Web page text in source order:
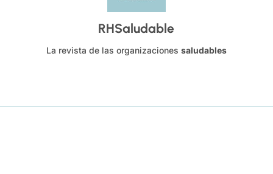
RHSaludable
La revista de las organizaciones saludables